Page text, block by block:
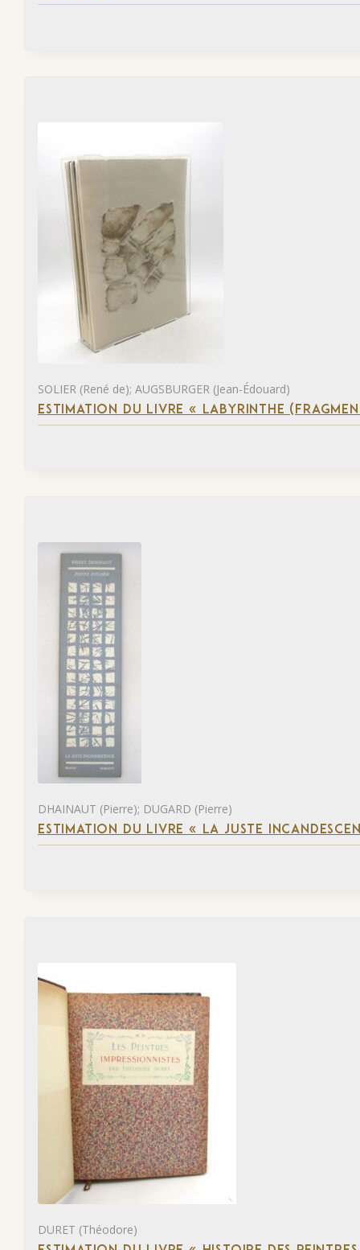
SOLIER (René de); AUGSBURGER (Jean-Édouard)
ESTIMATION DU LIVRE « LABYRINTHE
DHAINAUT (Pierre); DUGARD (Pierre)
ESTIMATION DU LIVRE « LA JUSTE
DURET (Théodore)